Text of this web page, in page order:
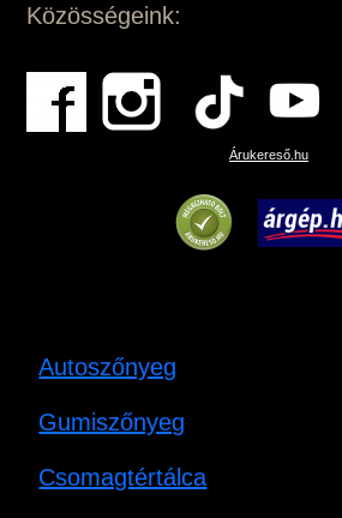
Közösségeink:
Árukereső.hu
Autoszőnyeg
Gumiszőnyeg
Csomagtértálca